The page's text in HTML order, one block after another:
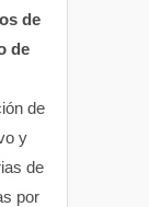
de
de
de
y
de
por